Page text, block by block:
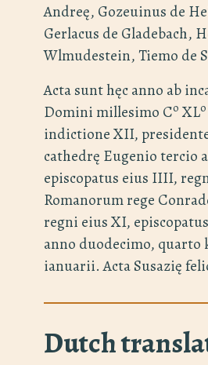
Andreę, Gozeuinus de
Gerlacus de Gladebach,
Wlmudestein, Tiemo de
Acta sunt hęc anno ab
Domini millesimo Co XLo
indictione XII,
cathedrę Eugenio tercio
episcopatus eius IIII,
Romanorum rege
regni eius XI,
anno duodecimo, quarto
ianuarii. Acta Susazię
Dutch